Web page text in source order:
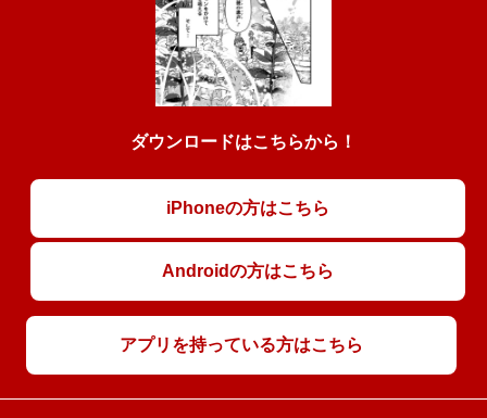
ダウンロードはこちらから！
iPhoneの方はこちら
Androidの方はこちら
アプリを持っている方はこちら